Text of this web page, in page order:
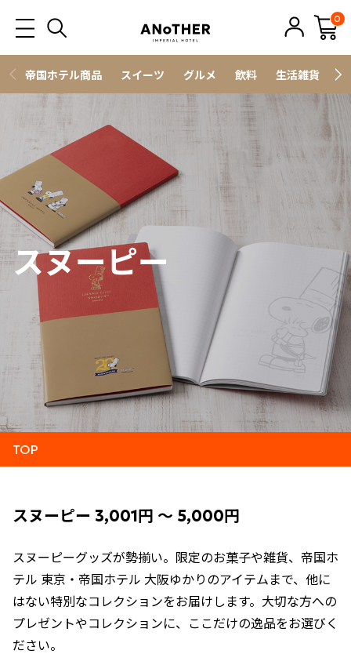
0
帝国ホテル商品 スイーツ グルメ 飲料 生活雑貨
スヌーピー
TOP
スヌーピー 3,001円 ～ 5,000円
スヌーピーグッズが勢揃い。限定のお菓子や雑貨、帝国ホ
テル 東京・帝国ホテル 大阪ゆかりのアイテムまで、他に
はない特別なコレクションをお届けします。大切な方への
プレゼントやコレクションに、ここだけの逸品をお選びく
ださい。